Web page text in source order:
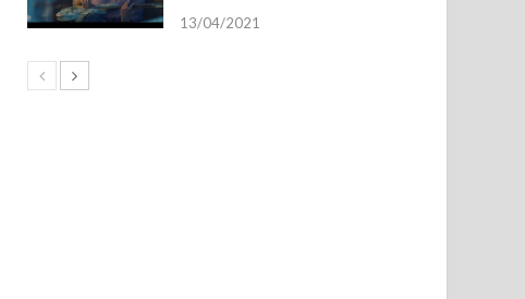
13/04/2021